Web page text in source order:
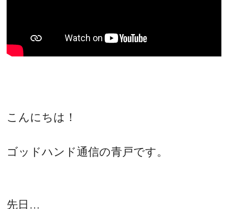
こんにちは！
ゴッドハンド通信の青戸です。
先日…